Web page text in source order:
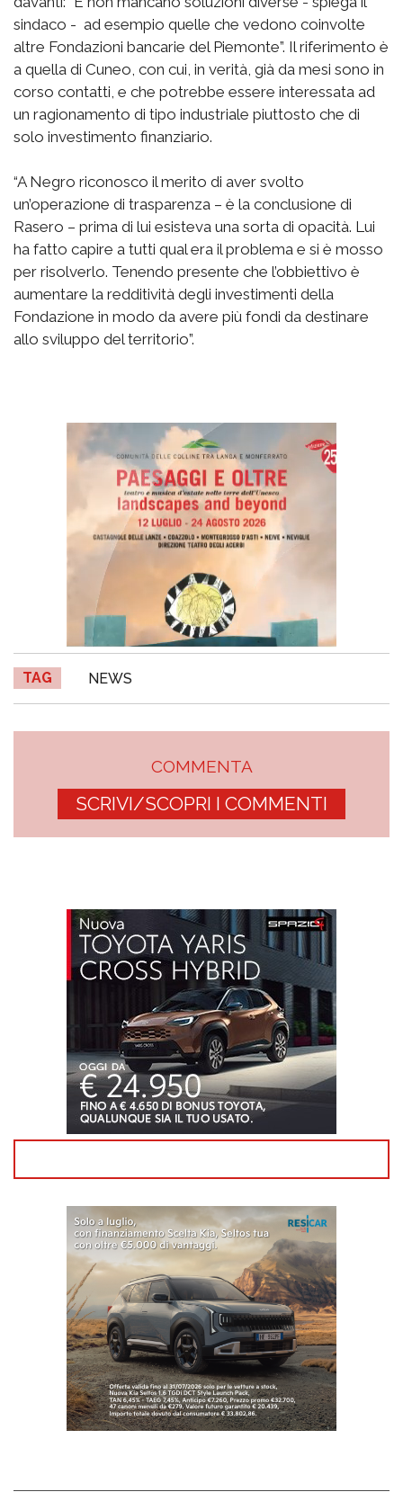
sindaco - ad esempio quelle che vedono coinvolte
altre Fondazioni bancarie del Piemonte”. Il riferimento è
a quella di Cuneo, con cui, in verità, già da mesi sono in
corso contatti, e che potrebbe essere interessata ad
un ragionamento di tipo industriale piuttosto che di
solo investimento finanziario.
“A Negro riconosco il merito di aver svolto
un’operazione di trasparenza – è la conclusione di
Rasero – prima di lui esisteva una sorta di opacità. Lui
ha fatto capire a tutti qual era il problema e si è mosso
per risolverlo. Tenendo presente che l’obbiettivo è
aumentare la redditività degli investimenti della
Fondazione in modo da avere più fondi da destinare
allo sviluppo del territorio”.
TAG NEWS
COMMENTA
SCRIVI/SCOPRI I COMMENTI